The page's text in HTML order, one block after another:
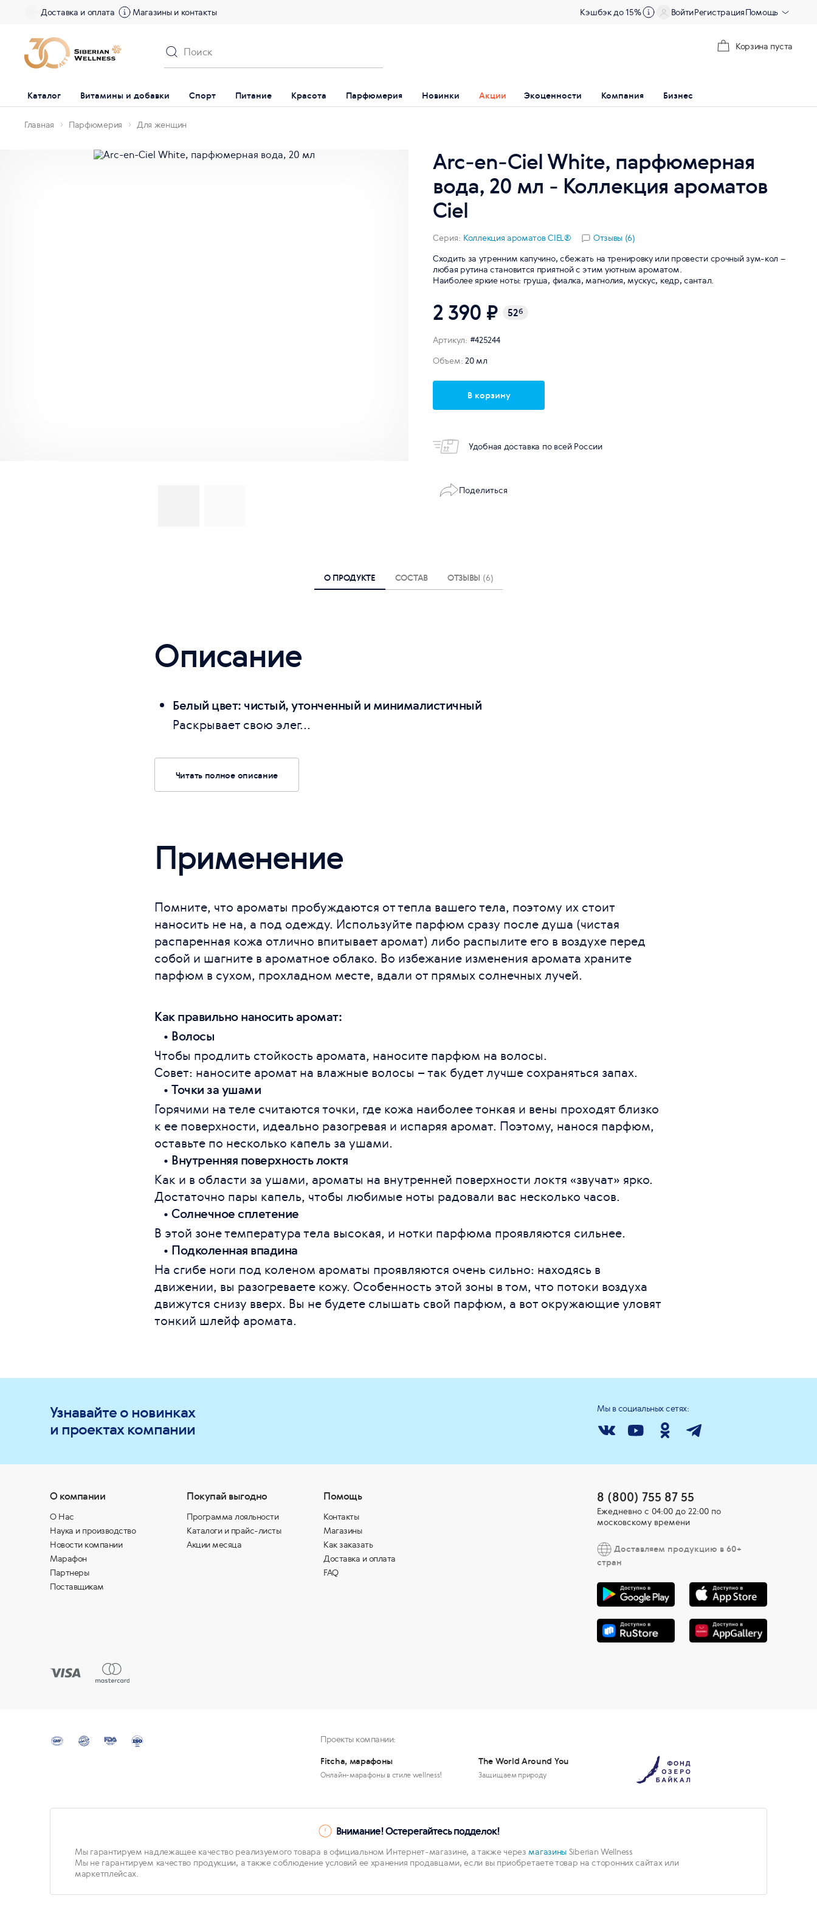
Доставка и оплата Магазины и контакты Кэшбэк до 15% ВойтиРегистрацияПомощь
Корзина пуста
Каталог Витамины и добавки Спорт Питание Красота Парфюмерия Новинки Акции Экоценности Компания Бизнес
Главная Парфюмерия Для женщин
Arc-en-Ciel White, парфюмерная
вода, 20 мл - Коллекция ароматов
Ciel
Серия: Коллекция ароматов CIEL®
Отзывы (6)
Сходить за утренним капучино, сбежать на тренировку или провести срочный зум-кол –
любая рутина становится приятной с этим уютным ароматом.
Наиболее яркие ноты: груша, фиалка, магнолия, мускус, кедр, сантал.
2 390 ₽ 52б
Артикул: #425244
Объем: 20 мл
В корзину
Удобная доставка по всей России
Поделиться
О ПРОДУКТЕ СОСТАВ ОТЗЫВЫ (6)
Описание
Белый цвет: чистый, утонченный и минималистичный
Раскрывает свою элег...
Читать полное описание
Применение
Помните, что ароматы пробуждаются от тепла вашего тела, поэтому их стоит
наносить не на, а под одежду. Используйте парфюм сразу после душа (чистая
распаренная кожа отлично впитывает аромат) либо распылите его в воздухе перед
собой и шагните в ароматное облако. Во избежание изменения аромата храните
парфюм в сухом, прохладном месте, вдали от прямых солнечных лучей.
Как правильно наносить аромат:
• Волосы
Чтобы продлить стойкость аромата, наносите парфюм на волосы.
Совет: наносите аромат на влажные волосы – так будет лучше сохраняться запах.
• Точки за ушами
Горячими на теле считаются точки, где кожа наиболее тонкая и вены проходят близко
к ее поверхности, идеально разогревая и испаряя аромат. Поэтому, нанося парфюм,
оставьте по несколько капель за ушами.
• Внутренняя поверхность локтя
Как и в области за ушами, ароматы на внутренней поверхности локтя «звучат» ярко.
Достаточно пары капель, чтобы любимые ноты радовали вас несколько часов.
• Солнечное сплетение
В этой зоне температура тела высокая, и нотки парфюма проявляются сильнее.
• Подколенная впадина
На сгибе ноги под коленом ароматы проявляются очень сильно: находясь в
движении, вы разогреваете кожу. Особенность этой зоны в том, что потоки воздуха
движутся снизу вверх. Вы не будете слышать свой парфюм, а вот окружающие уловят
тонкий шлейф аромата.
Узнавайте о новинках
и проектах компании
Мы в социальных сетях:
О компании
О Нас
Наука и производство
Новости компании
Марафон
Партнеры
Поставщикам
Покупай выгодно
Программа лояльности
Каталоги и прайс-листы
Акции месяца
Помощь
Контакты
Магазины
Как заказать
Доставка и оплата
FAQ
8 (800) 755 87 55
Ежедневно c 04:00 до 22:00 по
московскому времени
Доставляем продукцию в 60+
стран
Проекты компании:
Fitcha, марафоны
Онлайн-марафоны в стиле wellness!
The World Around You
Защищаем природу
Внимание! Остерегайтесь подделок!
Мы гарантируем надлежащее качество реализуемого товара в официальном Интернет-магазине, а также черезмагазины Siberian Wellness
Мы не гарантируем качество продукции, а также соблюдение условий ее хранения продавцами, если вы приобретаете товар на сторонних сайтах или
маркетплейсах.